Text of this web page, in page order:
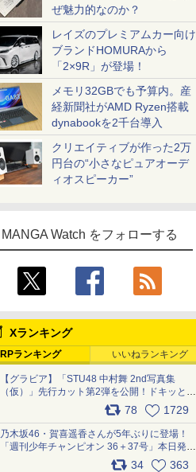
ぜ魅力的なのか？
レイズのプレミアムカー向け
ブランドHOMURAから
「2×9R」が登場！
メモリ32GBでも予算内。産
経新聞社がAMD Ryzen搭載
dynabookを2千台導入
クリエイティブが作った2万
円台の“小さなピュアオーデ
ィオスピーカー”
MANGA Watch をフォローする
Xランキング
RPランキング いいねランキング
【グラビア】「STU48 中村舞 2nd写真集
（仮）」先行カット第2弾を公開！ドキッとす
るランジェリーカットなど新たな挑戦
78 1729
乃木坂46・賀喜遥香さんが5年ぶりに登場！
「週刊少年チャンピオン 36＋37号」本日発
売 pic.x.com/2Mo85ZlRvK
34 363